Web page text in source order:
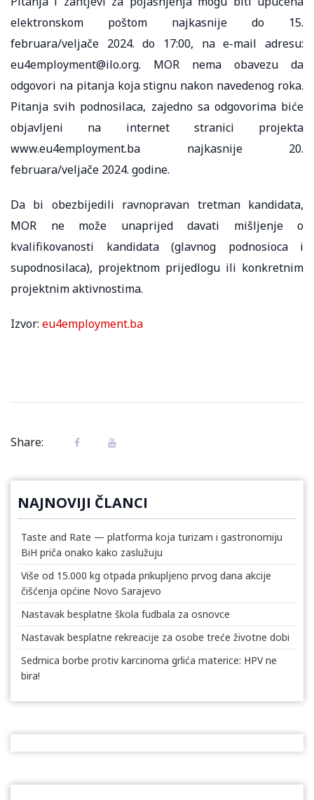
elektronskom poštom najkasnije do 15.
februara/veljače 2024. do 17:00, na e-mail adresu:
eu4employment@ilo.org. MOR nema obavezu da
odgovori na pitanja koja stignu nakon navedenog roka.
Pitanja svih podnosilaca, zajedno sa odgovorima biće
objavljeni na internet stranici projekta
www.eu4employment.ba najkasnije 20.
februara/veljače 2024. godine.
Da bi obezbijedili ravnopravan tretman kandidata,
MOR ne može unaprijed davati mišljenje o
kvalifikovanosti kandidata (glavnog podnosioca i
supodnosilaca), projektnom prijedlogu ili konkretnim
projektnim aktivnostima.
Izvor: eu4employment.ba
Share:
NAJNOVIJI ČLANCI
Taste and Rate — platforma koja turizam i gastronomiju
BiH priča onako kako zaslužuju
Više od 15.000 kg otpada prikupljeno prvog dana akcije
čišćenja općine Novo Sarajevo
Nastavak besplatne škola fudbala za osnovce
Nastavak besplatne rekreacije za osobe treće životne dobi
Sedmica borbe protiv karcinoma grlića materice: HPV ne
bira!